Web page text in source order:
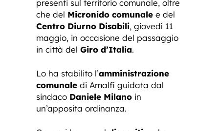
presenti sul territorio comunale, oltre
che del Micronido comunale e del
Centro Diurno Disabili, giovedì 11
maggio, in occasione del passaggio
in città del Giro d’Italia.
Lo ha stabilito l’amministrazione
comunale di Amalfi guidata dal
sindaco Daniele Milano in
un’apposita ordinanza.